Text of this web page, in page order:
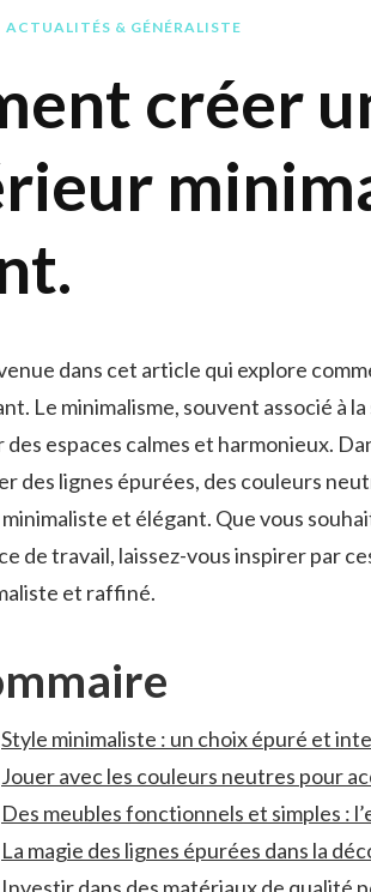
ACTUALITÉS & GÉNÉRALISTE
créer
dans cet‍ article⁤ qui explore
Le minimalisme, souvent associé à​
​des espaces​ calmes⁣ et ⁣harmonieux.
des⁣ lignes épurées, des couleurs⁢
et élégant. Que vous
de travail, laissez-vous inspirer par
et raffiné.
Style minimaliste : un choix épuré et
Jouer avec les couleurs neutres ⁣pour
Des meubles fonctionnels et simples :
La ‌magie ⁤des lignes épurées dans la